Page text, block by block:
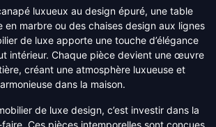
luxueux au design épuré, une table
en marbre ou des chaises design aux lignes
de luxe apporte une touche d’élégance
intérieur. Chaque pièce devient une œuvre
créant une atmosphère luxueuse et
dans la maison.
de luxe design, c’est investir dans la
Ces pièces intemporelles sont conçues